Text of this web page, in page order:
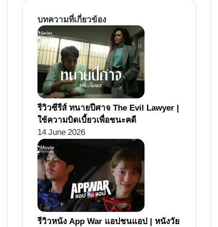
บทความที่เกี่ยวข้อง
รีวิวซีรีส์ ทนายปีศาจ The Evil Lawyer |
ใช้ความบิดเบี้ยวเพื่อชนะคดี
14 June 2026
รีวิวหนัง App War แอปชนแอป | หนังวัย